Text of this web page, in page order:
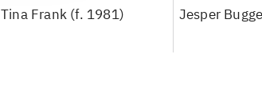
Tina Frank (f. 1981)
Jesper